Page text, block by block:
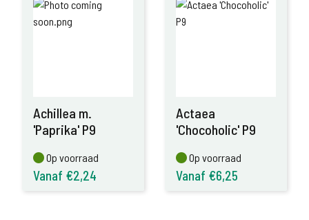
Achillea m.
'Paprika' P9
Op voorraad
Op voorraad
Vanaf €2,24
Actaea
'Chocoholic' P9
Op voorraad
Op voorraad
Vanaf €6,25